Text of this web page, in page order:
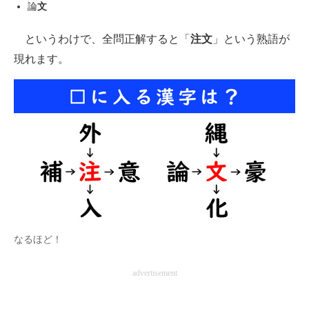
論文
というわけで、全問正解すると「 注文 」という熟語が
現れます。
なるほど！
advertisement